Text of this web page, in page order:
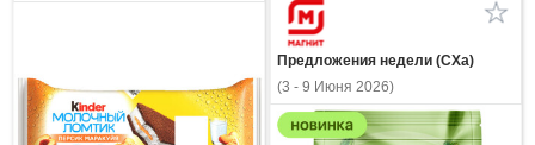
Предложения недели (СХа)
(3 - 9 Июня 2026)